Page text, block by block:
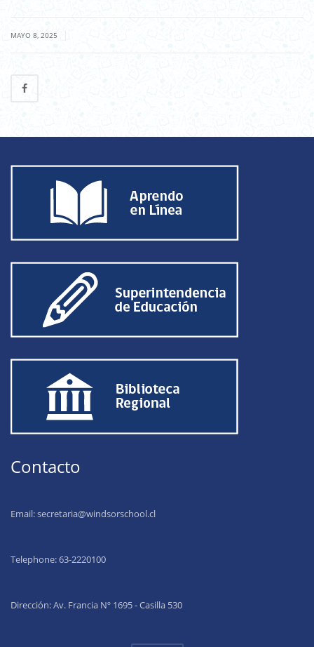
MAYO 8, 2025
Contacto
Email:secretaria@windsorschool.cl
Telephone: 63-2220100
Dirección: Av. Francia Nº 1695 - Casilla 530